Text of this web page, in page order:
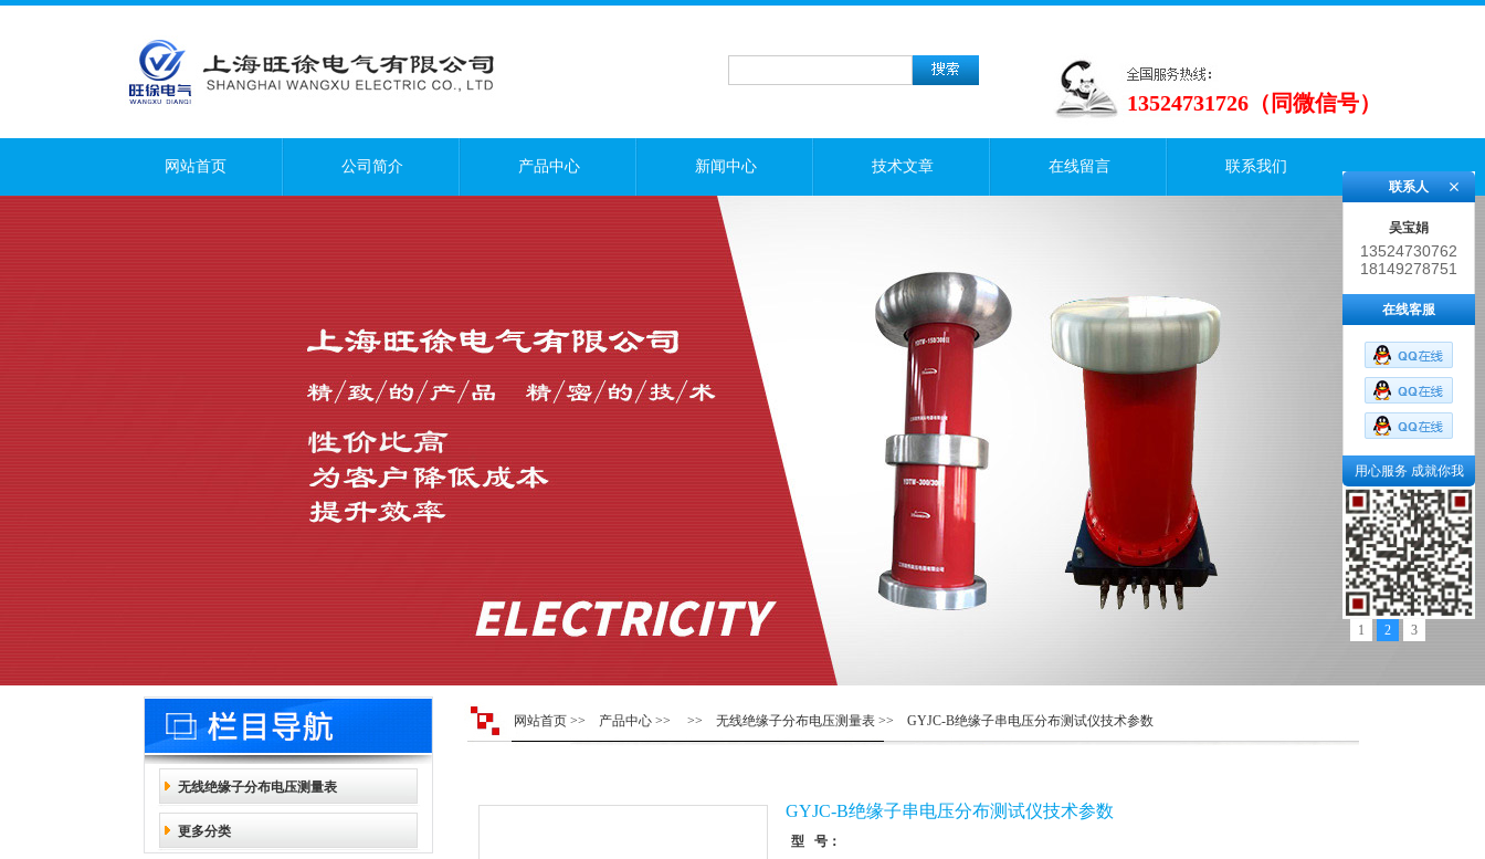
13524731726（同微信号）
网站首页 公司简介 产品中心 新闻中心 技术文章 在线留言 联系我们
1 2 3
无线绝缘子分布电压测量表
更多分类
网站首页 >> 产品中心 >> >> 无线绝缘子分布电压测量表 >> GYJC-B绝缘子串电压分布测试仪技术参数
GYJC-B绝缘子串电压分布测试仪技术参数
型 号：
联系人
吴宝娟
13524730762
18149278751
在线客服
用心服务 成就你我